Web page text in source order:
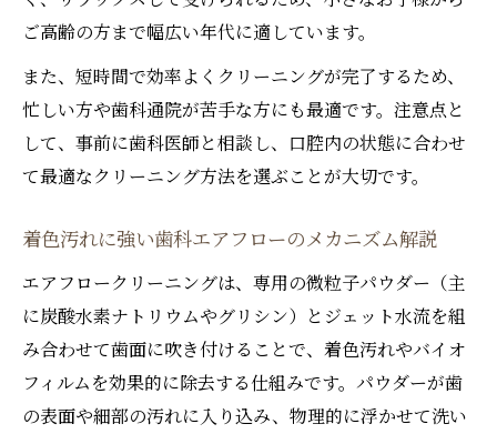
ケア
歯科の美白クリーニングが健康維持に役立
つ理由
エアフローで歯の健康をサポートする歯科
の技術
ご高齢の方まで幅広い年代に適しています。
また、短時間で効率よくクリーニングが完了するため、
忙しい方や歯科通院が苦手な方にも最適です。注意点と
して、事前に歯科医師と相談し、口腔内の状態に合わせ
て最適なクリーニング方法を選ぶことが大切です。
着色汚れに強い歯科エアフローのメカニズム解説
エアフロークリーニングは、専用の微粒子パウダー（主
に炭酸水素ナトリウムやグリシン）とジェット水流を組
み合わせて歯面に吹き付けることで、着色汚れやバイオ
フィルムを効果的に除去する仕組みです。パウダーが歯
の表面や細部の汚れに入り込み、物理的に浮かせて洗い